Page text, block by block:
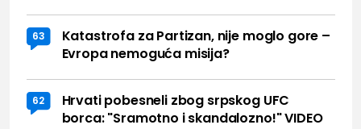
63
Katastrofa za Partizan, nije moglo gore –
Evropa nemoguća misija?
62
Hrvati pobesneli zbog srpskog UFC
borca: "Sramotno i skandalozno!" VIDEO